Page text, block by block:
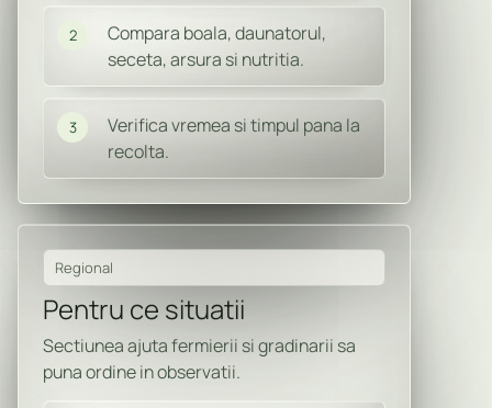
2
Compara boala, daunatorul,
seceta, arsura si nutritia.
3
Verifica vremea si timpul pana la
recolta.
Regional
Pentru ce situatii
Sectiunea ajuta fermierii si gradinarii sa
puna ordine in observatii.